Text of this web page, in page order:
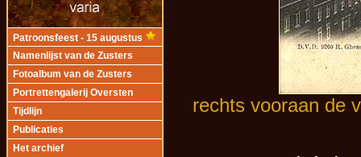
Patroonsfeest - 15 augustus
Namenlijst van de Zusters
Fotoalbum van de Zusters
Portrettengalerij Oversten
Tijdlijn
Publicaties
Het archief
rechts vooraan de